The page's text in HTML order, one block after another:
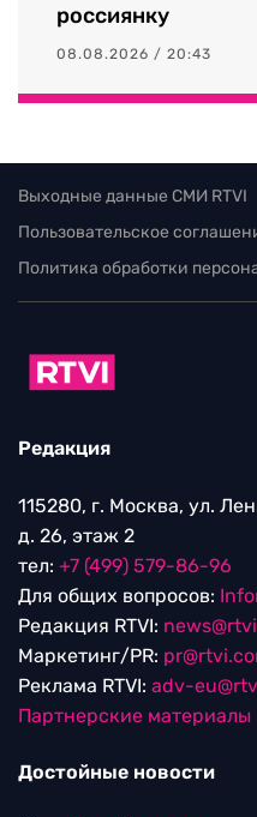
россиянку
08.08.2026 / 20:43
Выходные данные СМИ RTVI
Пользовательское
Политика обработки
Редакция
115280, г. Москва, ул.
д. 26, этаж 2
тел: +7 (499) 579-86-96
Для общих вопросов:
Редакция RTVI:
Маркетинг/PR:
Реклама RTVI: adv-
Партнерские материалы
Достойные новости